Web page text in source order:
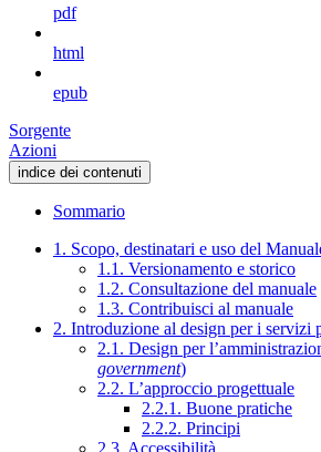
pdf
html
epub
Sorgente
Azioni
indice dei contenuti
Sommario
1. Scopo, destinatari e uso del
1.1. Versionamento e storico
1.2. Consultazione del manuale
1.3. Contribuisci al manuale
2. Introduzione al design per i servizi
2.1. Design per
government)
2.2. L’approccio progettuale
2.2.1. Buone pratiche
2.2.2. Principi
2.3. Accessibilità